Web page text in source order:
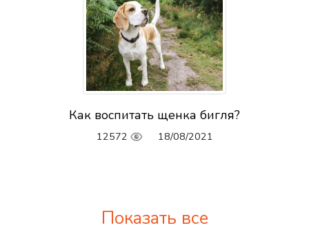
Как воспитать щенка бигля?
12572 18/08/2021
Показать все